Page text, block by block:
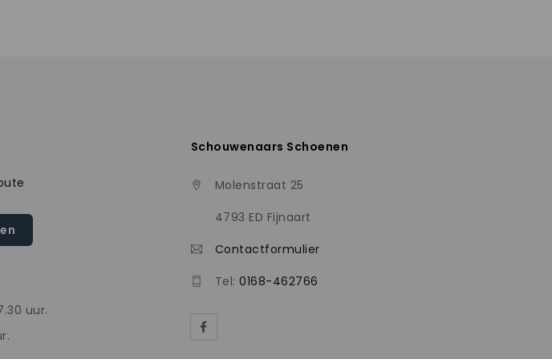
uur.
Schouwenaars Schoenen
Molenstraat 25
4793 ED Fijnaart
Contactformulier
Tel:0168-462766